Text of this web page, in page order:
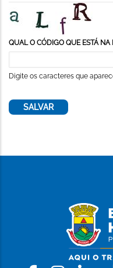
QUAL O CÓDIGO QUE ESTÁ NA
Digite os caracteres que